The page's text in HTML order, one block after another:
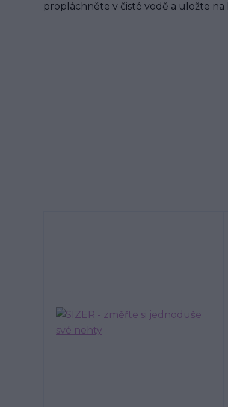
propláchněte v čisté vodě a uložte